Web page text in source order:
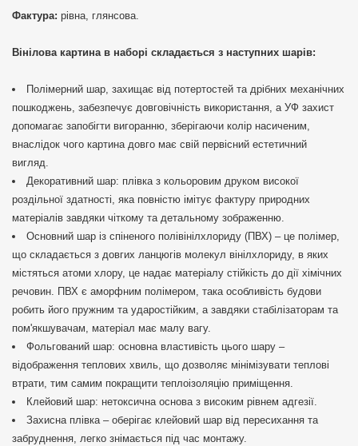
Фактура: рівна, глянсова.
Вінілова картина в наборі складається з наступних шарів:
Полімерний шар, захищає від потертостей та дрібних механічних
пошкоджень, забезпечує довговічність використання, а УФ захист
допомагає запобігти вигоранню, зберігаючи колір насиченим,
внаслідок чого картина довго має свій первісний естетичний
вигляд.
Декоративний шар: плівка з кольоровим друком високої
роздільної здатності, яка повністю імітує фактуру природних
матеріалів завдяки чіткому та детальному зображенню.
Основний шар із спіненого полівінілхлориду (ПВХ) – це полімер,
що складається з довгих ланцюгів молекул вінілхлориду, в яких
містяться атоми хлору, це надає матеріалу стійкість до дії хімічних
речовин. ПВХ є аморфним полімером, така особливість будови
робить його пружним та ударостійким, а завдяки стабілізаторам та
пом'якшувачам, матеріал має малу вагу.
Фольгований шар: основна властивість цього шару –
відображення теплових хвиль, що дозволяє мінімізувати теплові
втрати, тим самим покращити теплоізоляцію приміщення.
Клейовий шар: нетоксична основа з високим рівнем адгезії.
Захисна плівка – оберігає клейовий шар від пересихання та
забруднення, легко знімається під час монтажу.